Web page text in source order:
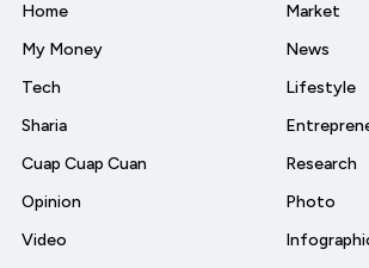
Home
My Money
Tech
Sharia
Cuap Cuap Cuan
Opinion
Video
Market
News
Lifestyle
Research
Photo